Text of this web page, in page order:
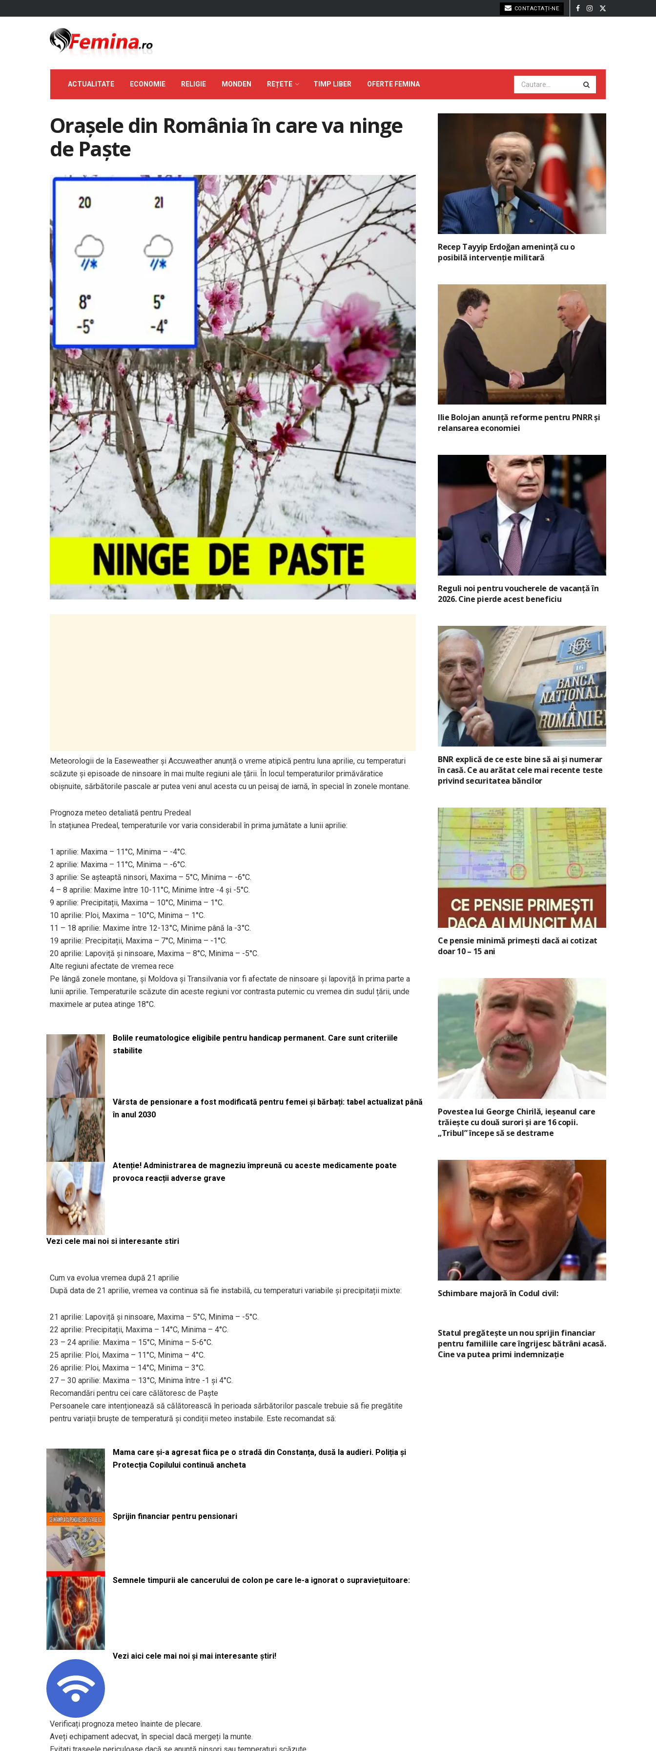
CONTACTAȚI-NE
ACTUALITATE ECONOMIE RELIGIE MONDEN REȚETE TIMP LIBER OFERTE FEMINA
Orașele din România în care va ninge
de Paște
Meteorologii de la Easeweather și Accuweather anunță o vreme atipică pentru luna aprilie, cu temperaturi
scăzute și episoade de ninsoare în mai multe regiuni ale țării. În locul temperaturilor primăvăratice
obișnuite, sărbătorile pascale ar putea veni anul acesta cu un peisaj de iarnă, în special în zonele montane.
Prognoza meteo detaliată pentru Predeal
În stațiunea Predeal, temperaturile vor varia considerabil în prima jumătate a lunii aprilie:
1 aprilie: Maxima – 11°C, Minima – -4°C.
2 aprilie: Maxima – 11°C, Minima – -6°C.
3 aprilie: Se așteaptă ninsori, Maxima – 5°C, Minima – -6°C.
4 – 8 aprilie: Maxime între 10-11°C, Minime între -4 și -5°C.
9 aprilie: Precipitații, Maxima – 10°C, Minima – 1°C.
10 aprilie: Ploi, Maxima – 10°C, Minima – 1°C.
11 – 18 aprilie: Maxime între 12-13°C, Minime până la -3°C.
19 aprilie: Precipitații, Maxima – 7°C, Minima – -1°C.
20 aprilie: Lapoviță și ninsoare, Maxima – 8°C, Minima – -5°C.
Alte regiuni afectate de vremea rece
Pe lângă zonele montane, și Moldova și Transilvania vor fi afectate de ninsoare și lapoviță în prima parte a
lunii aprilie. Temperaturile scăzute din aceste regiuni vor contrasta puternic cu vremea din sudul țării, unde
maximele ar putea atinge 18°C.
Bolile reumatologice eligibile pentru handicap permanent. Care sunt criteriile
stabilite
Vârsta de pensionare a fost modificată pentru femei și bărbați: tabel actualizat până
în anul 2030
Atenție! Administrarea de magneziu împreună cu aceste medicamente poate
provoca reacții adverse grave
Vezi cele mai noi si interesante stiri
Cum va evolua vremea după 21 aprilie
După data de 21 aprilie, vremea va continua să fie instabilă, cu temperaturi variabile și precipitații mixte:
21 aprilie: Lapoviță și ninsoare, Maxima – 5°C, Minima – -5°C.
22 aprilie: Precipitații, Maxima – 14°C, Minima – 4°C.
23 – 24 aprilie: Maxima – 15°C, Minima – 5-6°C.
25 aprilie: Ploi, Maxima – 11°C, Minima – 4°C.
26 aprilie: Ploi, Maxima – 14°C, Minima – 3°C.
27 – 30 aprilie: Maxima – 13°C, Minima între -1 și 4°C.
Recomandări pentru cei care călătoresc de Paște
Persoanele care intenționează să călătorească în perioada sărbătorilor pascale trebuie să fie pregătite
pentru variații bruște de temperatură și condiții meteo instabile. Este recomandat să:
Mama care și-a agresat fiica pe o stradă din Constanța, dusă la audieri. Poliția și
Protecția Copilului continuă ancheta
Sprijin financiar pentru pensionari
Semnele timpurii ale cancerului de colon pe care le-a ignorat o supraviețuitoare:
Vezi aici cele mai noi și mai interesante știri!
Verificați prognoza meteo înainte de plecare.
Aveți echipament adecvat, în special dacă mergeți la munte.
Recep Tayyip Erdoğan amenință cu o
posibilă intervenție militară
Ilie Bolojan anunță reforme pentru PNRR și
relansarea economiei
Reguli noi pentru voucherele de vacanță în
2026. Cine pierde acest beneficiu
BNR explică de ce este bine să ai și numerar
în casă. Ce au arătat cele mai recente teste
privind securitatea băncilor
Ce pensie minimă primești dacă ai cotizat
doar 10 – 15 ani
Povestea lui George Chirilă, ieșeanul care
trăiește cu două surori și are 16 copii.
„Tribul” începe să se destrame
Schimbare majoră în Codul civil:
Statul pregătește un nou sprijin financiar
pentru familiile care îngrijesc bătrâni acasă.
Cine va putea primi indemnizație